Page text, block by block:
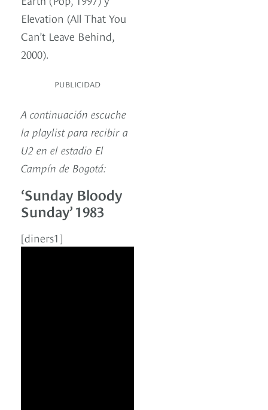
Elevation (All That You
Can’t Leave Behind,
2000).
PUBLICIDAD
A continuación escuche
la playlist para recibir a
U2 en el estadio El
Campín de Bogotá:
‘Sunday Bloody
Sunday’ 1983
[diners1]